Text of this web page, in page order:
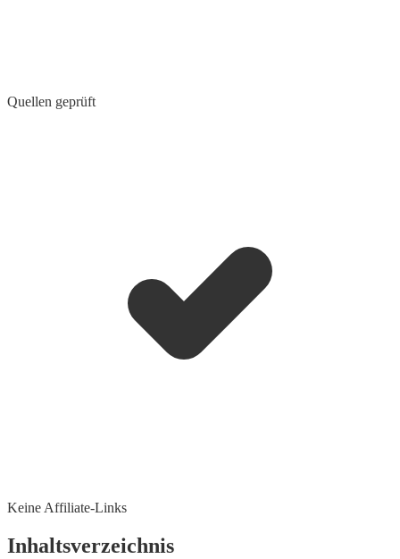
Quellen geprüft
Keine Affiliate-Links
Inhaltsverzeichnis